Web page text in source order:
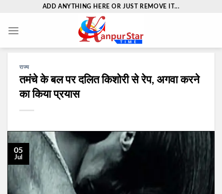
content
ADD ANYTHING HERE OR JUST REMOVE IT...
राज्य
तमंचे के बल पर दलित किशोरी से रेप, अगवा करने
का किया प्रयास
05
Jul